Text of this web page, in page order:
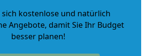
sich kostenlose und natürlich
Angebote, damit Sie Ihr Budget
besser planen!